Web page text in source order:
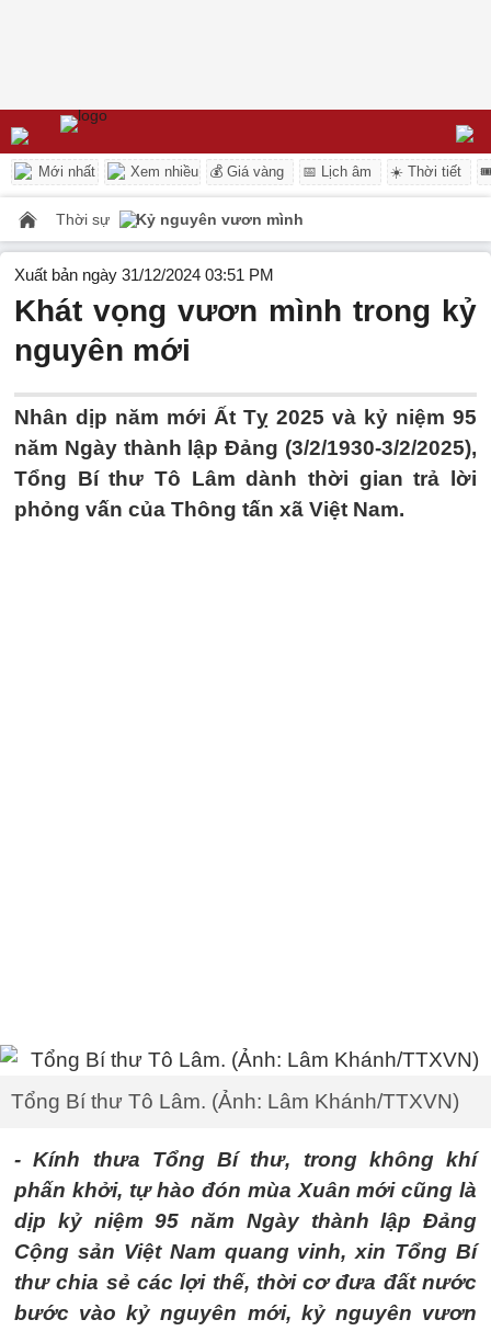
Mới nhất Xem nhiều 💰 Giá vàng 📅 Lịch âm ☀️ Thời tiết
Thời sự Kỷ nguyên vươn mình
Xuất bản ngày 31/12/2024 03:51 PM
Khát vọng vươn mình trong kỷ
nguyên mới
Nhân dịp năm mới Ất Tỵ 2025 và kỷ niệm 95
năm Ngày thành lập Đảng (3/2/1930-3/2/2025),
Tổng Bí thư Tô Lâm dành thời gian trả lời
phỏng vấn của Thông tấn xã Việt Nam.
Tổng Bí thư Tô Lâm. (Ảnh: Lâm Khánh/TTXVN)
- Kính thưa Tổng Bí thư, trong không khí
phấn khởi, tự hào đón mùa Xuân mới cũng là
dịp kỷ niệm 95 năm Ngày thành lập Đảng
Cộng sản Việt Nam quang vinh, xin Tổng Bí
thư chia sẻ các lợi thế, thời cơ đưa đất nước
bước vào kỷ nguyên mới, kỷ nguyên vươn